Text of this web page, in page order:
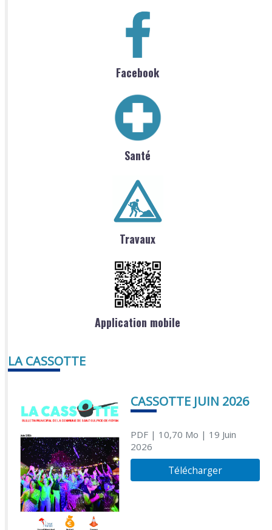
Facebook
Santé
Travaux
Application mobile
LA CASSOTTE
CASSOTTE JUIN 2026
PDF| 10,70 Mo | 19 Juin
2026
Télécharger